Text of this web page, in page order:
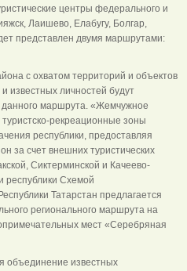
центры федерального и
Лаишево, Елабугу, Болгар,
представлен двумя маршрутами:
с охватом территорий и объектов
известных личностей будут
маршрута. «Жемчужное
рекреационные зоны
республики, предоставляя
за счет внешних туристических
Сиктерминской и Качеево-
республики Схемой
Татарстан предлагается
регионального маршрута на
мест «Серебряная
объединение известных